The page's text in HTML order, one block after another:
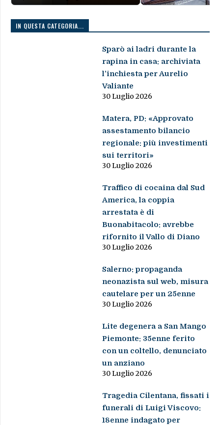
IN QUESTA CATEGORIA...
Sparò ai ladri durante la
rapina in casa: archiviata
l’inchiesta per Aurelio
Valiante
30 Luglio 2026
Matera, PD: «Approvato
assestamento bilancio
regionale: più investimenti
sui territori»
30 Luglio 2026
Traffico di cocaina dal Sud
America, la coppia
arrestata è di
Buonabitacolo: avrebbe
rifornito il Vallo di Diano
30 Luglio 2026
Salerno: propaganda
neonazista sul web, misura
cautelare per un 25enne
30 Luglio 2026
Lite degenera a San Mango
Piemonte: 35enne ferito
con un coltello, denunciato
un anziano
30 Luglio 2026
Tragedia Cilentana, fissati i
funerali di Luigi Viscovo:
18enne indagato per